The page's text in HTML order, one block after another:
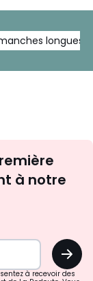
longues
à notre
OK
à recevoir des